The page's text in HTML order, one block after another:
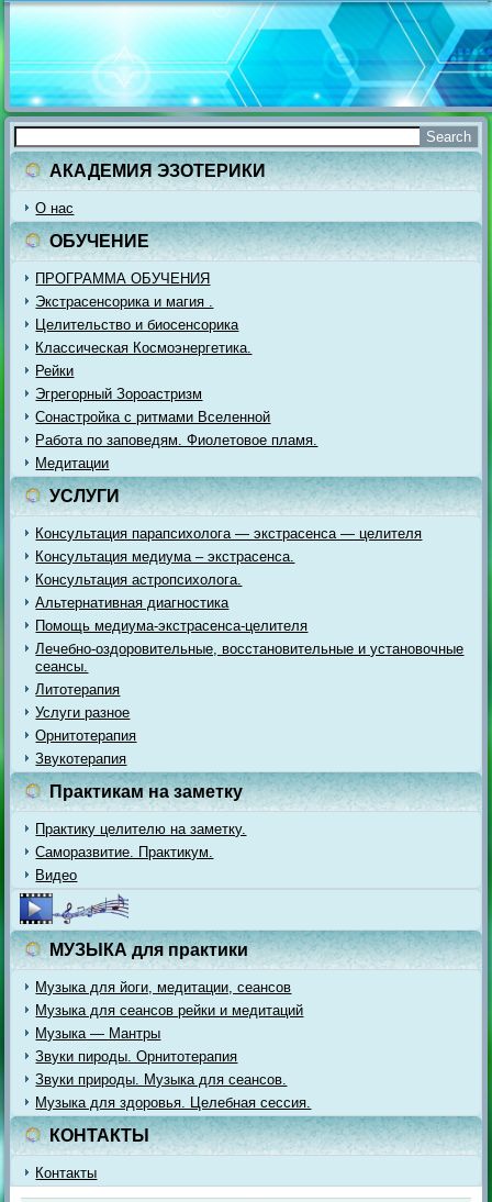
АКАДЕМИЯ ЭЗОТЕРИКИ
О нас
ОБУЧЕНИЕ
ПРОГРАММА ОБУЧЕНИЯ
Экстрасенсорика и магия .
Целительство и биосенсорика
Классическая Космоэнергетика.
Рейки
Эгрегорный Зороастризм
Сонастройка с ритмами Вселенной
Работа по заповедям. Фиолетовое пламя.
Медитации
УСЛУГИ
Консультация парапсихолога — экстрасенса — целителя
Консультация медиума – экстрасенса.
Консультация астропсихолога.
Альтернативная диагностика
Помощь медиума-экстрасенса-целителя
Лечебно-оздоровительные, восстановительные и установочные
сеансы.
Литотерапия
Услуги разное
Орнитотерапия
Звукотерапия
Практикам на заметку
Практику целителю на заметку.
Саморазвитие. Практикум.
Видео
МУЗЫКА для практики
Музыка для йоги, медитации, сеансов
Музыка для сеансов рейки и медитаций
Музыка — Мантры
Звуки пироды. Орнитотерапия
Звуки природы. Музыка для сеансов.
Музыка для здоровья. Целебная сессия.
КОНТАКТЫ
Контакты